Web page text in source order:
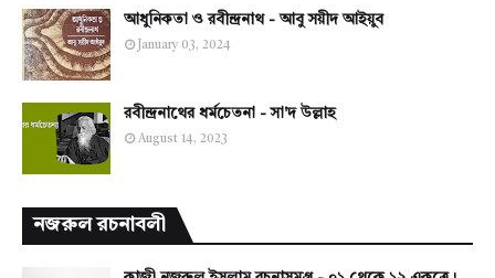
আধুনিকতা ও রবীন্দ্রনাথ - আবু সয়ীদ আইয়ুব
January 03, 2024
রবীন্দ্রনাথের ধর্মচেতনা - সা'দ উল্লাহ
August 14, 2023
নজরুল রচনাবলী